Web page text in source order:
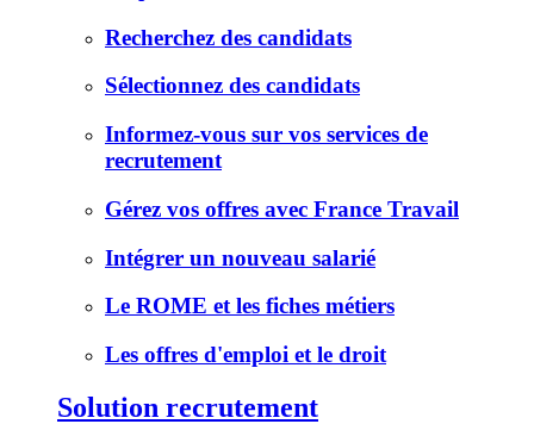
Recherchez des candidats
Sélectionnez des candidats
Informez-vous sur vos services de
recrutement
Gérez vos offres avec France Travail
Intégrer un nouveau salarié
Le ROME et les fiches métiers
Les offres d'emploi et le droit
Solution recrutement